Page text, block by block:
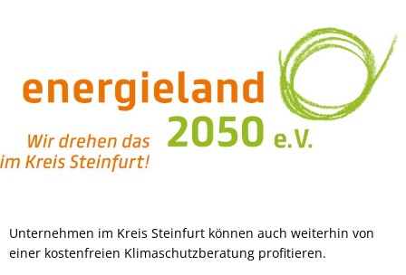
Unternehmen im Kreis Steinfurt können auch weiterhin von
einer kostenfreien Klimaschutzberatung profitieren.